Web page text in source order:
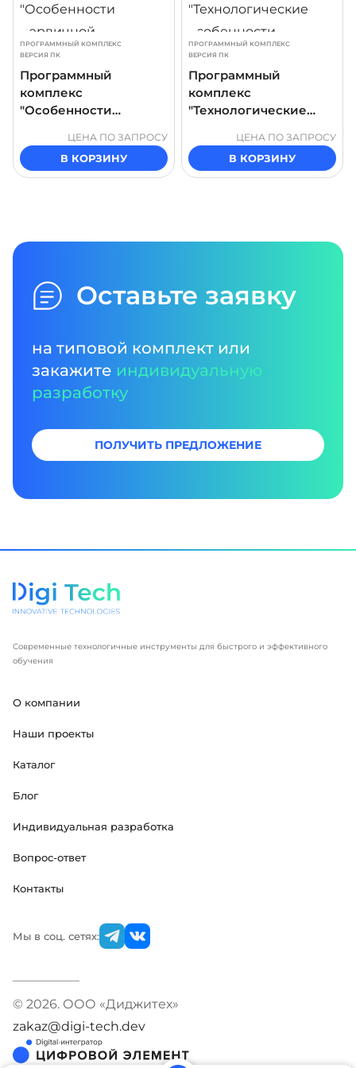
ПРОГРАММНЫЙ КОМПЛЕКС
ВЕРСИЯ ПК
Программный
комплекс
"Особенности
переработки нефти
ЭЛОУ-АВТ"
ЦЕНА ПО ЗАПРОСУ
В КОРЗИНУ
ПРОГРАММНЫЙ КОМПЛЕКС
ВЕРСИЯ ПК
Программный
комплекс
"Технологические
стабилизации
бензина"
ЦЕНА ПО ЗАПРОСУ
В КОРЗИНУ
Оставьте заявку
на типовой комплект или
закажите индивидуальную
разработку
ПОЛУЧИТЬ ПРЕДЛОЖЕНИЕ
Современные технологичные инструменты для быстрого и эффективного
обучения
О компании
Наши проекты
Каталог
Блог
Индивидуальная разработка
Вопрос-ответ
Контакты
Мы в соц. сетях:
© 2026. ООО «Диджитех»
zakaz@digi-tech.dev